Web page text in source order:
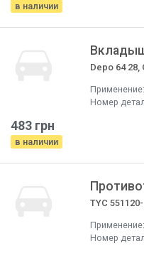
в наличии
Depo 64 28,
Применение:
Номер
483 грн
в наличии
TYC
Применение:
Номер